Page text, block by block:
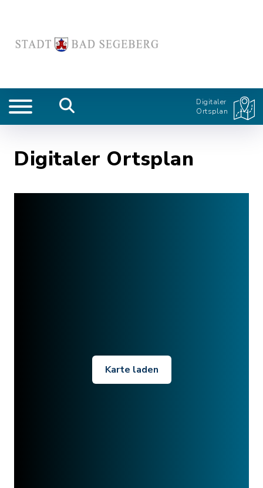
Digitaler
Ortsplan
Digitaler Ortsplan
Karte laden